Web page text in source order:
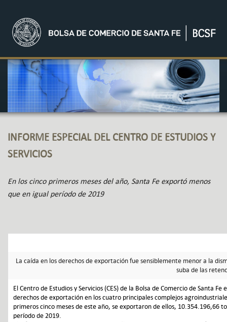
INFORME ESPECIAL DEL CENTRO DE ESTUDIOS Y
SERVICIOS
En los cinco primeros meses del año, Santa Fe exportó menos
que en igual período de 2019
La caída en los derechos de exportación fue sensiblemente menor a la
suba de las
El Centro de Estudios y Servicios (CES) de la Bolsa de Comercio de Santa
derechos de exportación en los cuatro principales complejos
primeros cinco meses de este año, se exportaron de ellos, 10.354.196,66
período de 2019.